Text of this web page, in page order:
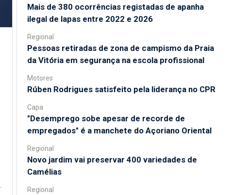
Mais de 380 ocorrências registadas de apanha
ilegal de lapas entre 2022 e 2026
Regional
Pessoas retiradas de zona de campismo da Praia
da Vitória em segurança na escola profissional
Motores
Rúben Rodrigues satisfeito pela liderança no CPR
Capa
"Desemprego sobe apesar de recorde de
empregados" é a manchete do Açoriano Oriental
Regional
Novo jardim vai preservar 400 variedades de
Camélias
Regional